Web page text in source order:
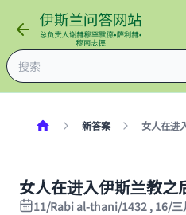
新答案 女人在进
女人在进入伊斯兰教之
11/Rabi al-thani/1432 , 16/三